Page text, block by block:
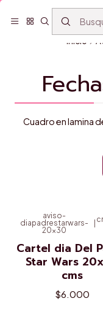
Inicio
Cuadro en lamina
aviso-
diapadrestarwars-
20x30
|
Cartel dia Del
Star Wars
cms
$6.000